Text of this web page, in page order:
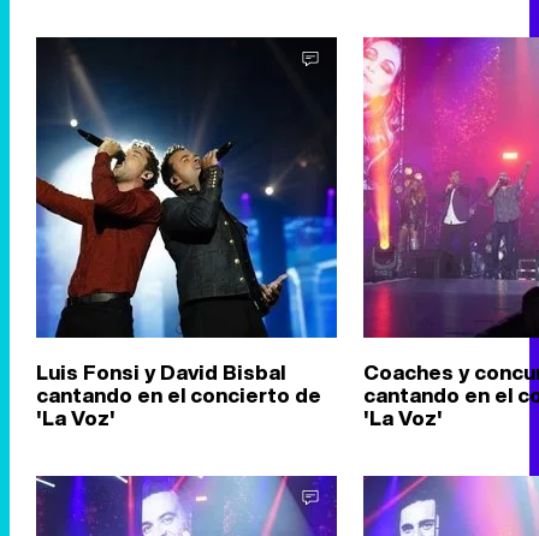
Luis Fonsi y David Bisbal
cantando en el concierto de
'La Voz'
Coaches y
cantando en el
'La Voz'